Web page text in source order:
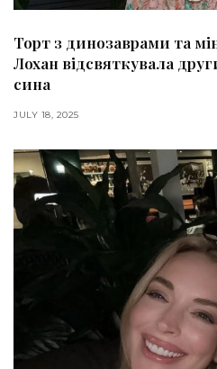
Торт з динозаврами та
Лохан відсвяткувала
сина
JULY 18, 2025